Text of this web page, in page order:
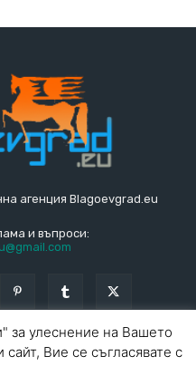
агенция Blagoevgrad.eu
и въпроси:
за улеснение на Вашето
Вие се съгласявате с